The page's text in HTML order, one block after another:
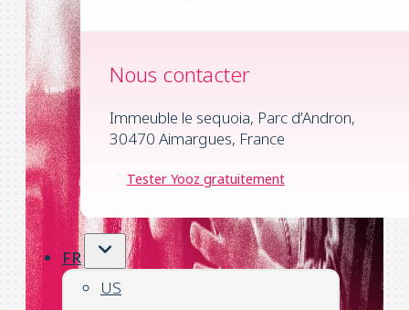
Nous contacter
Immeuble le sequoia, Parc d’Andron,
30470 Aimargues, France
Tester Yooz gratuitement
FR
US